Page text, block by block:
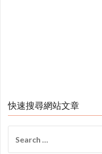
快速搜尋網站文章
for: